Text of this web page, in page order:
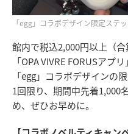
「egg」コラボデザイン限定ス
館内で税込2,000円以上（
「OPA VIVRE FORUSアプ
「egg」コラボデザインの
1回限り、期間中先着1,000
め、ぜひお早めに。